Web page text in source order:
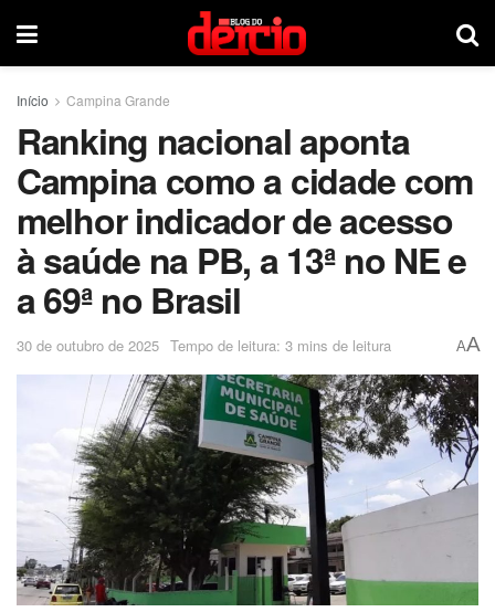
Início Campina Grande
Ranking nacional aponta
Campina como a cidade com
melhor indicador de acesso
à saúde na PB, a 13ª no NE e
a 69ª no Brasil
30 de outubro de 2025 Tempo de leitura: 3 mins de leitura AA